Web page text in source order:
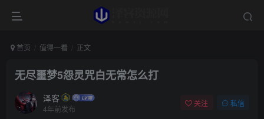
首页 值得一看 正文
无尽噩梦5怨灵咒白无常怎么打
泽客
4年前发布
关注 私信